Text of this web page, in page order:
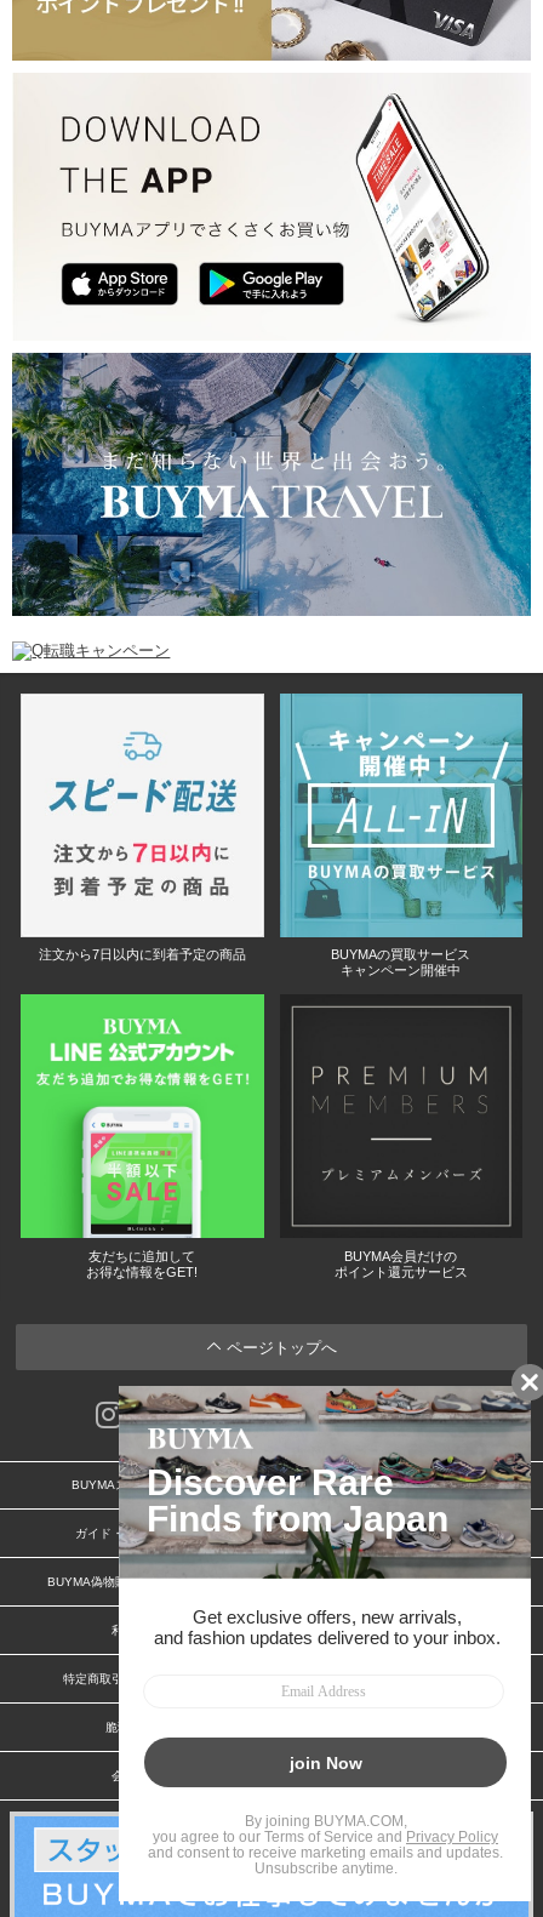
注文から7日以内に到着予定の商品
BUYMAの買取サービス
キャンペーン開催中
友だちに追加して
お得な情報をGET!
BUYMA会員だけの
ポイント還元サービス
ページトップへ
BUYMAスタートガイド 安心への取り組み
ガイド・お問い合わせ かんたん購入ガイド
BUYMA偽物販売防止の取り組み BUYMA CARD
利用規約 プライバシー
特定商取引法に関する表記
脆弱性報告
会社案内